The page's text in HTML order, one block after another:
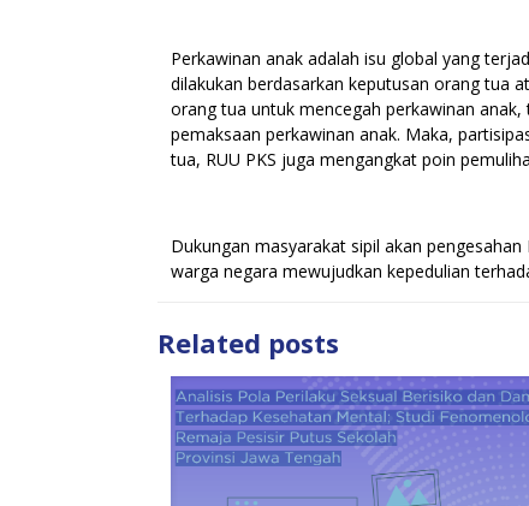
Perkawinan anak adalah isu global yang
dilakukan berdasarkan keputusan orang tua
orang tua untuk mencegah perkawinan
pemaksaan perkawinan anak. Maka,
tua, RUU PKS juga mengangkat poin
Dukungan masyarakat sipil akan
warga negara mewujudkan kepedulian
Related posts